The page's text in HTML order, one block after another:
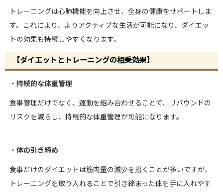
トレーニングは心肺機能を向上させ、全身の健康をサポートしま
す。これにより、よりアクティブな生活が可能になり、ダイエッ
トの効果も持続しやすくなります。
【ダイエットとトレーニングの相乗効果】
・ 持続的な体重管理
食事管理だけでなく、運動を組み合わせることで、リバウンドの
リスクを減らし、持続的な体重管理が可能になります。
・ 体の引き締め
食事だけのダイエットは筋肉量の減少を招くことが多いですが、
トレーニングを取り入れることで引き締まった体を手に入れやす